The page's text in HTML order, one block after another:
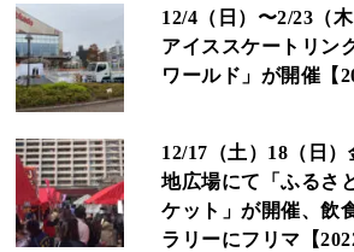
12/4（日）〜2/23（
アイススケートリン
ワールド」が開催【
12/17（土）18（日
地広場にて「ふるさ
ケット」が開催、飲
ラリーにフリマ【